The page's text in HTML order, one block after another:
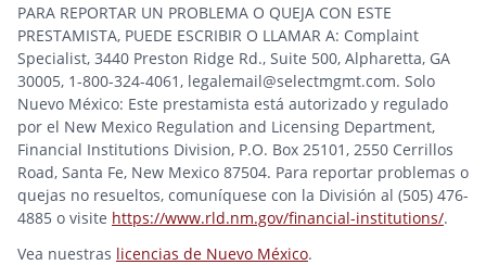
PARA REPORTAR UN PROBLEMA O QUEJA CON ESTE
PRESTAMISTA, PUEDE ESCRIBIR O LLAMAR A: Complaint
Specialist, 3440 Preston Ridge Rd., Suite 500, Alpharetta, GA
30005, 1-800-324-4061, legalemail@selectmgmt.com. Solo
Nuevo México: Este prestamista está autorizado y regulado
por el New Mexico Regulation and Licensing Department,
Financial Institutions Division, P.O. Box 25101, 2550 Cerrillos
Road, Santa Fe, New Mexico 87504. Para reportar problemas o
quejas no resueltos, comuníquese con la División al (505) 476-
4885 o visite https://www.rld.nm.gov/financial-institutions/.
Vea nuestras licencias de Nuevo México.